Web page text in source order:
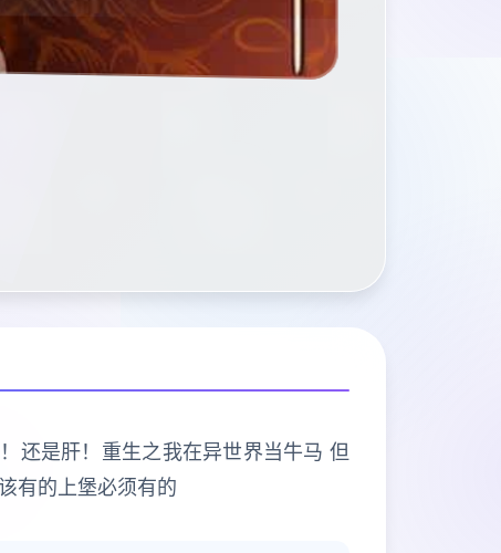
还是肝！重生之我在异世界当牛马 但
有的上堡必须有的